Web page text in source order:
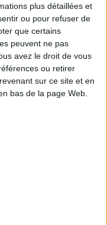
plus détaillées et
ou pour refuser de
que certains
peuvent ne pas
avez le droit de vous
ou retirer
sur ce site et en
bas de la page Web.
perdre ?
Plus de